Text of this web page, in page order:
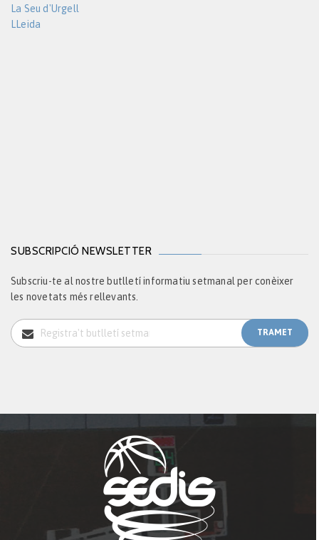
La Seu d'Urgell
LLeida
SUBSCRIPCIÓ NEWSLETTER
Subscriu-te al nostre butlletí informatiu setmanal per conèixer
les novetats més rellevants.